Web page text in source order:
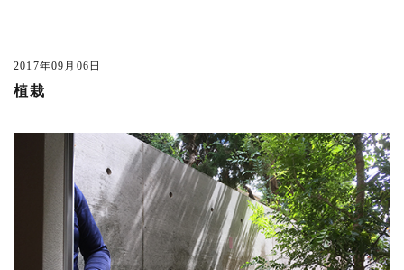
恵比寿3丁目PJ (5)
所沢の家 (1)
上草柳の家 (4)
御殿山の家
吉祥寺本町2丁目計画 (3)
大正通りの料理店 (2)
西麻布の集合住宅 (3)
2017年09月06日
植栽